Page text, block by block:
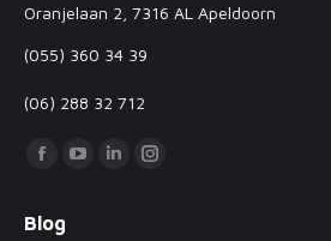
Oranjelaan 2, 7316 AL Apeldoorn
(055) 360 34 39
(06) 288 32 712
Vind ons op:
Facebook
opens
YouTube
LinkedinInstagram
Blog